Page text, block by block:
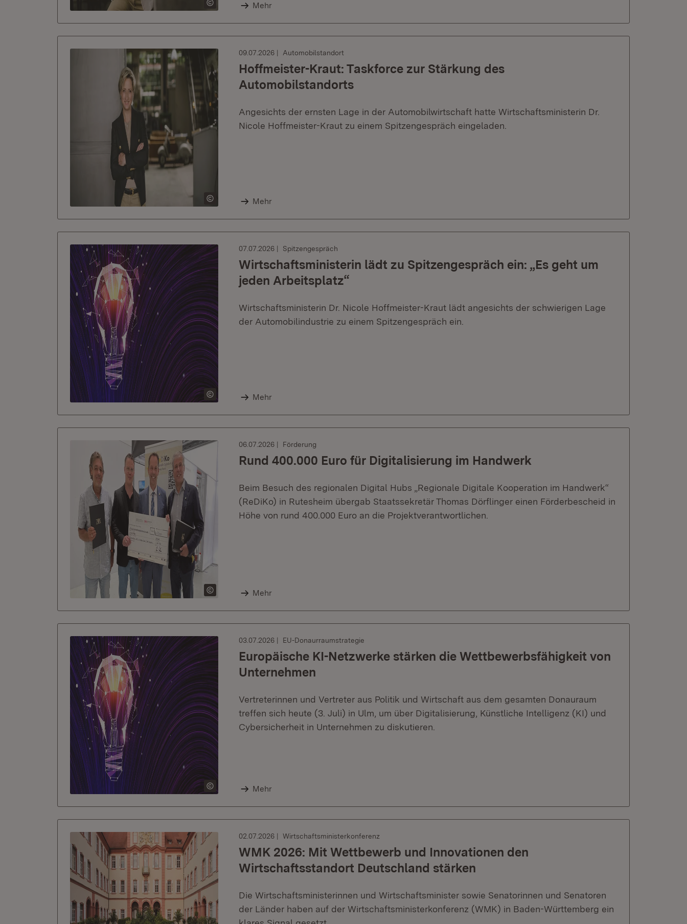
Mehr
09.07.2026 Automobilstandort
Hoffmeister-Kraut: Taskforce zur Stärkung des
Automobilstandorts
Angesichts der ernsten Lage in der Automobilwirtschaft hatte Wirtschaftsministerin Dr.
Nicole Hoffmeister-Kraut zu einem Spitzengespräch eingeladen.
Mehr
07.07.2026 Spitzengespräch
Wirtschaftsministerin lädt zu Spitzengespräch ein: „Es geht um
jeden Arbeitsplatz“
Wirtschaftsministerin Dr. Nicole Hoffmeister-Kraut lädt angesichts der schwierigen Lage
der Automobilindustrie zu einem Spitzengespräch ein.
Mehr
06.07.2026 Förderung
Rund 400.000 Euro für Digitalisierung im Handwerk
Beim Besuch des regionalen Digital Hubs „Regionale Digitale Kooperation im Handwerk“
(ReDiKo) in Rutesheim übergab Staatssekretär Thomas Dörflinger einen Förderbescheid in
Höhe von rund 400.000 Euro an die Projektverantwortlichen.
Mehr
03.07.2026 EU-Donaurraumstrategie
Europäische KI-Netzwerke stärken die Wettbewerbsfähigkeit von
Unternehmen
Vertreterinnen und Vertreter aus Politik und Wirtschaft aus dem gesamten Donauraum
treffen sich heute (3. Juli) in Ulm, um über Digitalisierung, Künstliche Intelligenz (KI) und
Cybersicherheit in Unternehmen zu diskutieren.
Mehr
02.07.2026 Wirtschaftsministerkonferenz
WMK 2026: Mit Wettbewerb und Innovationen den
Wirtschaftsstandort Deutschland stärken
Die Wirtschaftsministerinnen und Wirtschaftsminister sowie Senatorinnen und Senatoren
der Länder haben auf der Wirtschaftsministerkonferenz (WMK) in Baden-Württemberg ein